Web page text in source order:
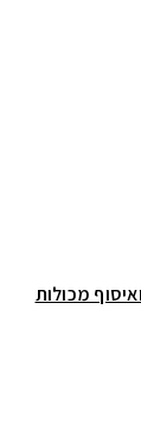
ואיסוף מכולות